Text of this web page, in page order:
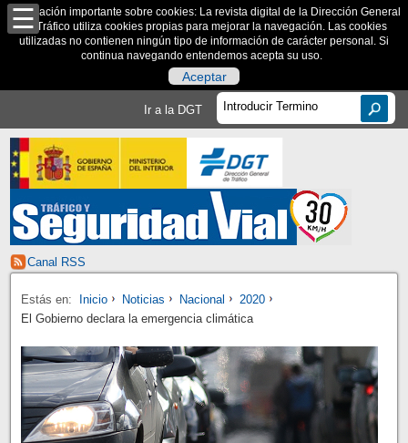
Información importante sobre cookies: La revista digital de la Dirección General
de Tráfico utiliza cookies propias para mejorar la navegación. Las cookies
utilizadas no contienen ningún tipo de información de carácter personal. Si
continua navegando entendemos acepta su uso.
Aceptar
Ir a la DGT
Canal RSS
Estás en: Inicio Noticias Nacional
2020
El Gobierno declara la emergencia climática